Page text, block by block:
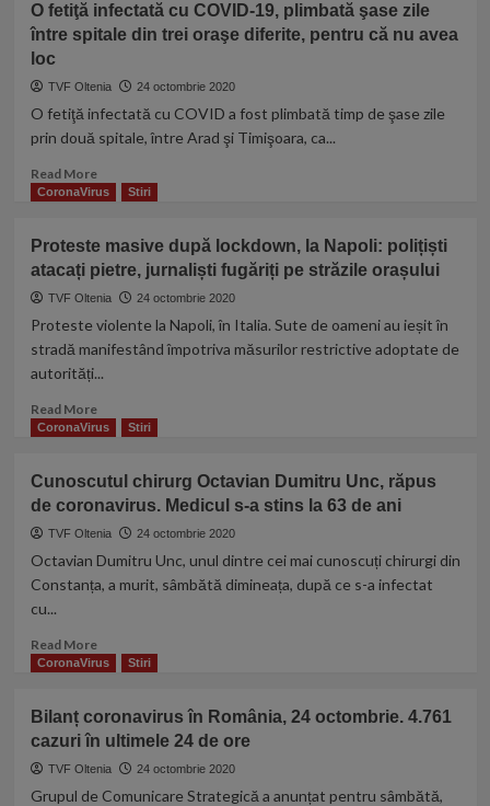
intră
din
în
de
urgență.
impun
restricții
până
în
aprilie
O fetiţă infectată cu COVID-19, plimbată şase zile
între spitale din trei oraşe diferite, pentru că nu avea
loc
TVF Oltenia 24 octombrie 2020
O fetiţă infectată cu COVID a fost plimbată timp de şase zile
prin două spitale, între Arad şi Timişoara, ca...
Read MoreRead
more
fetiţă
infectată
cu
COVID-
plimbată
şase
între
spitale
trei
oraşe
diferite,
că
nu
CoronaVirus Stiri
Proteste masive după lockdown, la Napoli: polițiști
atacați pietre, jurnaliști fugăriți pe străzile orașului
TVF Oltenia 24 octombrie 2020
Proteste violente la Napoli, în Italia. Sute de oameni au ieșit în
stradă manifestând împotriva măsurilor restrictive adoptate de
autorități...
Read MoreRead
more
masive
după
lockdown,
la
polițiști
jurnaliști
fugăriți
străzile
orașului
CoronaVirus Stiri
Cunoscutul chirurg Octavian Dumitru Unc, răpus
de coronavirus. Medicul s-a stins la 63 de ani
TVF Oltenia 24 octombrie 2020
Octavian Dumitru Unc, unul dintre cei mai cunoscuți chirurgi din
Constanța, a murit, sâmbătă dimineața, după ce s-a infectat
cu...
Read MoreRead
more
chirurg
Octavian
Dumitru
Unc,
CoronaVirus Stiri
Bilanț coronavirus în România, 24 octombrie. 4.761
cazuri în ultimele 24 de ore
TVF Oltenia 24 octombrie 2020
Grupul de Comunicare Strategică a anunțat pentru sâmbătă,